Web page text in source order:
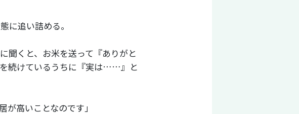
に追い詰める。
聞くと、お米を送って『ありがと
続けているうちに『実は……』と
高いことなのです」